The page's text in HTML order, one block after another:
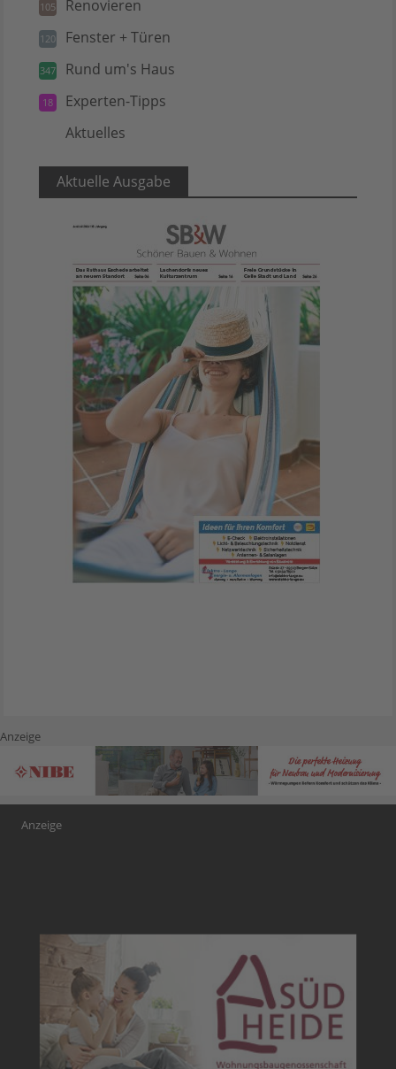
105 Renovieren
120 Fenster + Türen
347 Rund um's Haus
18 Experten-Tipps
Aktuelles
Aktuelle Ausgabe
Anzeige
Anzeige